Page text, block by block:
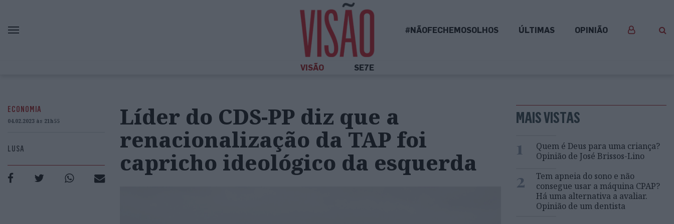
#NÃOFECHEMOSOLHOS ÚLTIMAS OPINIÃO
VISÃO SE7E
ECONOMIA
04.02.2023 às 21h55
LUSA
Líder do CDS-PP diz que a
renacionalização da TAP foi
capricho ideológico da esquerda
MAIS VISTAS
1
Quem é Deus para uma criança?
Opinião de José Brissos-Lino
2
Tem apneia do sono e não
consegue usar a máquina CPAP?
Há uma alternativa a avaliar.
Opinião de um dentista